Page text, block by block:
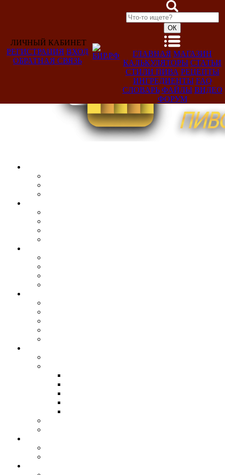
Добро
ЛИЧНЫЙ КАБИНЕТ
РЕГИСТРАЦИЯ ВХОД
ОБРАТНАЯ СВЯЗЬ
ГЛАВНАЯ МАГАЗИН
КАЛЬКУЛЯТОРЫ СТАТЬИ
СТИЛИ ПИВА РЕЦЕПТЫ
ИНГРЕДИЕНТЫ FAQ
СЛОВАРЬ ФАЙЛЫ ВИДЕО
ФОРУМ